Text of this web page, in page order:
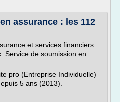
assurance : les 112
et services financiers
Service de soumission en
pro (Entreprise Individuelle)
5 ans (2013).